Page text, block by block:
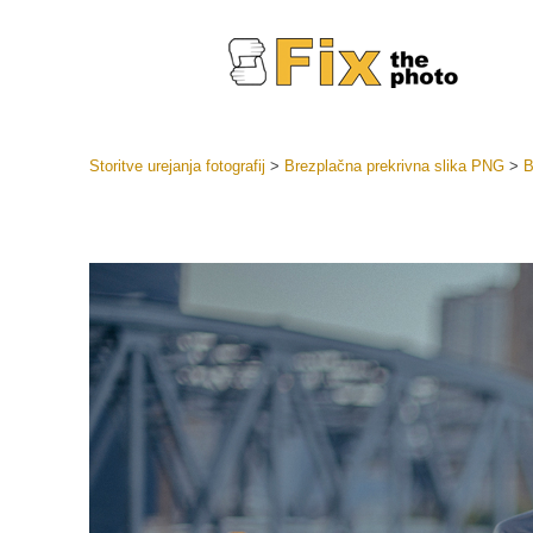
Storitve urejanja fotografij > Brezplačna prekrivna slika PNG>